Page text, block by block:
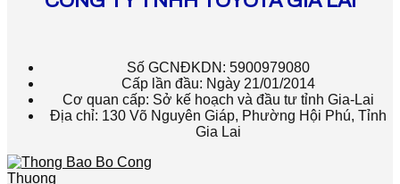
Số GCNĐKDN: 5900979080
Cấp lần đầu: Ngày 21/01/2014
Cơ quan cấp: Sở kế hoạch và đầu tư tỉnh Gia-Lai
Địa chỉ: 130 Võ Nguyên Giáp, Phường Hội Phú, Tỉnh
Gia Lai